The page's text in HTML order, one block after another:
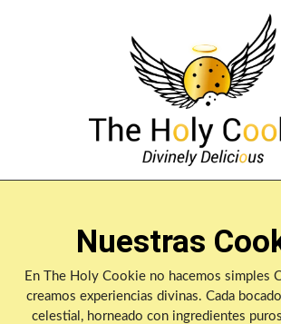
Nuestras
En The Holy Cookie no hacemos simples
creamos experiencias divinas. Cada
celestial, horneado con ingredientes